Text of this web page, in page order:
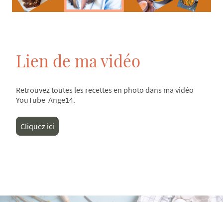
Lien de ma vidéo
Retrouvez toutes les recettes en photo dans ma vidéo
YouTube Ange14.
Cliquez ici